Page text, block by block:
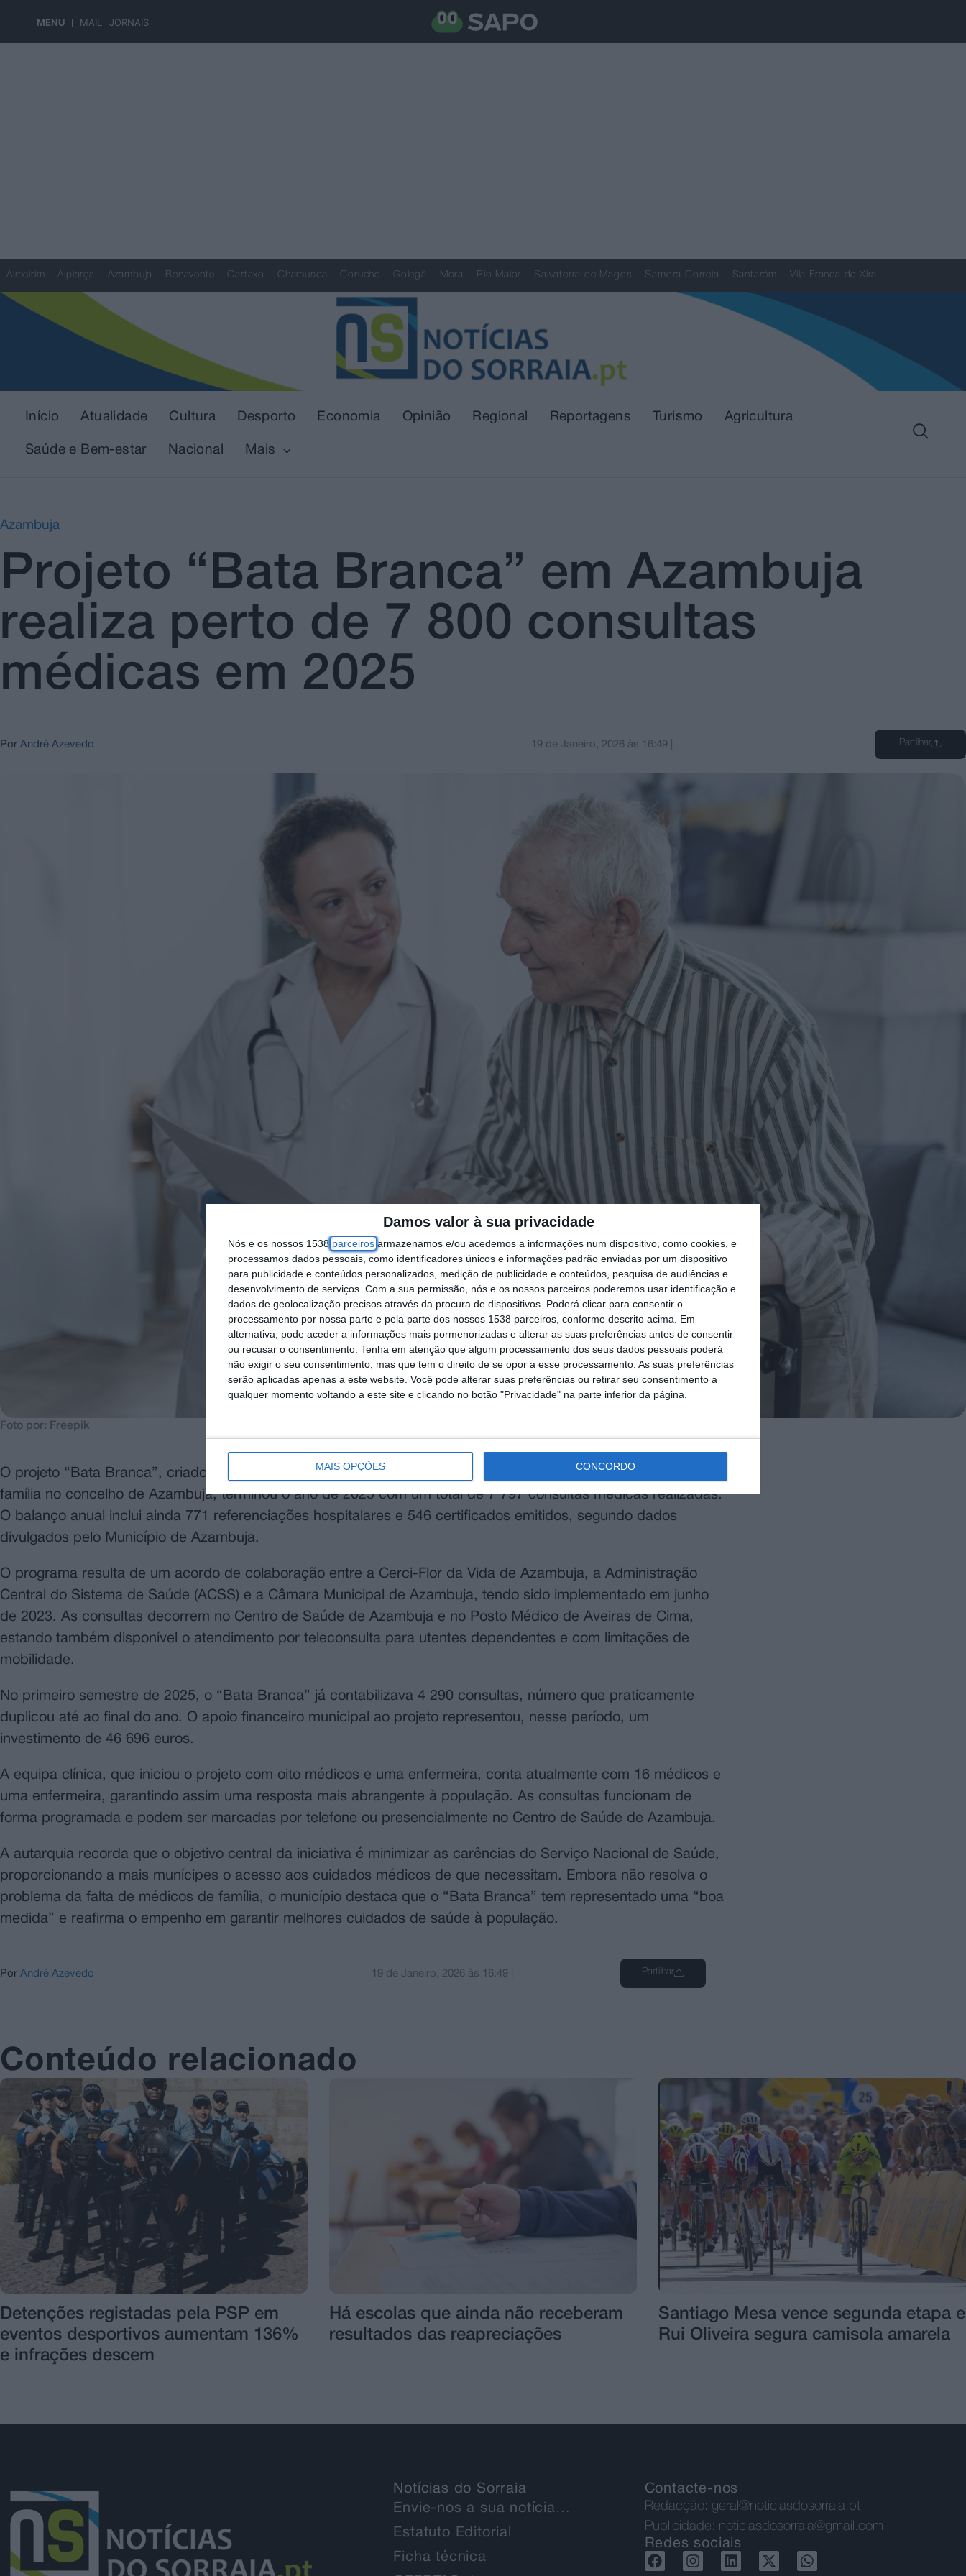
Damos valor à sua privacidade
Nós e os nossos 1538 parceiros armazenamos e/ou acedemos a informações num dispositivo, como cookies, e
processamos dados pessoais, como identificadores únicos e informações padrão enviadas por um dispositivo
para publicidade e conteúdos personalizados, medição de publicidade e conteúdos, pesquisa de audiências e
desenvolvimento de serviços. Com a sua permissão, nós e os nossos parceiros poderemos usar identificação e
dados de geolocalização precisos através da procura de dispositivos. Poderá clicar para consentir o
processamento por nossa parte e pela parte dos nossos 1538 parceiros, conforme descrito acima. Em
alternativa, pode aceder a informações mais pormenorizadas e alterar as suas preferências antes de consentir
ou recusar o consentimento. Tenha em atenção que algum processamento dos seus dados pessoais poderá
não exigir o seu consentimento, mas que tem o direito de se opor a esse processamento. As suas preferências
serão aplicadas apenas a este website. Você pode alterar suas preferências ou retirar seu consentimento a
qualquer momento voltando a este site e clicando no botão "Privacidade" na parte inferior da página.
MAIS OPÇÕES CONCORDO
MENU MAIL JORNAIS
Almeirim Alpiarça Azambuja Benavente Cartaxo Chamusca Coruche Golegã Mora Rio Maior Salvaterra de Magos Samora Correia Santarém Vila Franca de Xira
Início Atualidade Cultura Desporto Economia Opinião Regional Reportagens Turismo Agricultura
Saúde e Bem-estar Nacional Mais
Azambuja
Projeto “Bata Branca” em Azambuja
realiza perto de 7 800 consultas
médicas em 2025
Por André Azevedo 19 de Janeiro, 2026 às 16:49 Partilhar
Foto por: Freepik
O projeto “Bata Branca”, criado para garantir acesso a consultas de clínica geral aos utentes sem médico de
família no concelho de Azambuja, terminou o ano de 2025 com um total de 7 797 consultas médicas realizadas.
O balanço anual inclui ainda 771 referenciações hospitalares e 546 certificados emitidos, segundo dados
divulgados pelo Município de Azambuja.
O programa resulta de um acordo de colaboração entre a Cerci-Flor da Vida de Azambuja, a Administração
Central do Sistema de Saúde (ACSS) e a Câmara Municipal de Azambuja, tendo sido implementado em junho
de 2023. As consultas decorrem no Centro de Saúde de Azambuja e no Posto Médico de Aveiras de Cima,
estando também disponível o atendimento por teleconsulta para utentes dependentes e com limitações de
mobilidade.
No primeiro semestre de 2025, o “Bata Branca” já contabilizava 4 290 consultas, número que praticamente
duplicou até ao final do ano. O apoio financeiro municipal ao projeto representou, nesse período, um
investimento de 46 696 euros.
A equipa clínica, que iniciou o projeto com oito médicos e uma enfermeira, conta atualmente com 16 médicos e
uma enfermeira, garantindo assim uma resposta mais abrangente à população. As consultas funcionam de
forma programada e podem ser marcadas por telefone ou presencialmente no Centro de Saúde de Azambuja.
A autarquia recorda que o objetivo central da iniciativa é minimizar as carências do Serviço Nacional de Saúde,
proporcionando a mais munícipes o acesso aos cuidados médicos de que necessitam. Embora não resolva o
problema da falta de médicos de família, o município destaca que o “Bata Branca” tem representado uma “boa
medida” e reafirma o empenho em garantir melhores cuidados de saúde à população.
Por André Azevedo 19 de Janeiro, 2026às 16:49 Partilhar
Conteúdo relacionado
Detenções registadas pela PSP em
eventos desportivos aumentam 136%
e infrações descem
Há escolas que ainda não receberam
resultados das reapreciações
Santiago Mesa vence segunda etapa e
Rui Oliveira segura camisola amarela
Notícias do Sorraia
Envie-nos a sua notícia…
Estatuto Editorial
Ficha técnica
Contacte-nos
Redacção: geral@noticiasdosorraia.pt
Publicidade: noticiasdosorraia@gmail.com
Redes sociais